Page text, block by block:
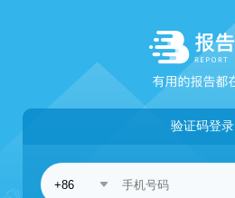
验证码登录